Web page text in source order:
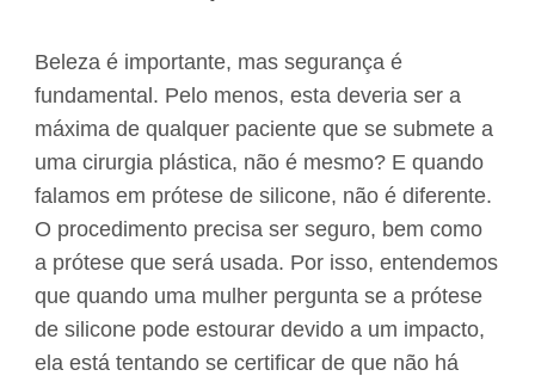
Beleza é importante, mas segurança é
fundamental. Pelo menos, esta deveria ser a
máxima de qualquer paciente que se submete a
uma cirurgia plástica, não é mesmo? E quando
falamos em prótese de silicone, não é diferente.
O procedimento precisa ser seguro, bem como
a prótese que será usada. Por isso, entendemos
que quando uma mulher pergunta se a prótese
de silicone pode estourar devido a um impacto,
ela está tentando se certificar de que não há